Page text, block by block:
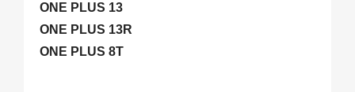
ONE PLUS 13
ONE PLUS 13R
ONE PLUS 8T